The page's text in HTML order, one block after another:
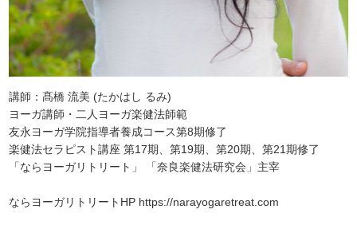
講師：髙橋 流美 (たかはし るみ)
ヨーガ講師・二人ヨーガ楽健法師範
友永ヨーガ学院指導者養成コース第8期修了
楽健法セラピスト講座 第17期、第19期、第20期、第21期修了
「ならヨーガリトリート」 「奈良楽健法研究会」主宰
ならヨーガリトリートHP https://narayogaretreat.com